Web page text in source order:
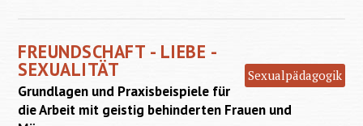
FREUNDSCHAFT - LIEBE -
SEXUALITÄT Sexualpädagogik
Grundlagen und Praxisbeispiele für
die Arbeit mit geistig behinderten Frauen und